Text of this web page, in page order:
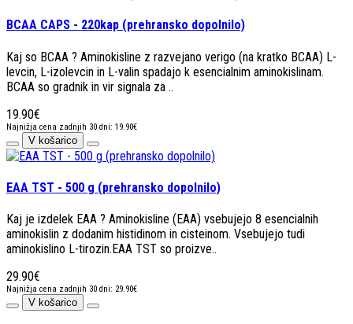
BCAA CAPS - 220kap (prehransko dopolnilo)
Kaj so BCAA ? Aminokisline z razvejano verigo (na kratko BCAA) L-
levcin, L-izolevcin in L-valin spadajo k esencialnim aminokislinam.
BCAA so gradnik in vir signala za ..
19.90€
Najnižja cena zadnjih 30 dni: 19.90€
V košarico
EAA TST - 500 g (prehransko dopolnilo)
Kaj je izdelek EAA ? Aminokisline (EAA) vsebujejo 8 esencialnih
aminokislin z dodanim histidinom in cisteinom. Vsebujejo tudi
aminokislino L-tirozin.EAA TST so proizve..
29.90€
Najnižja cena zadnjih 30 dni: 29.90€
V košarico